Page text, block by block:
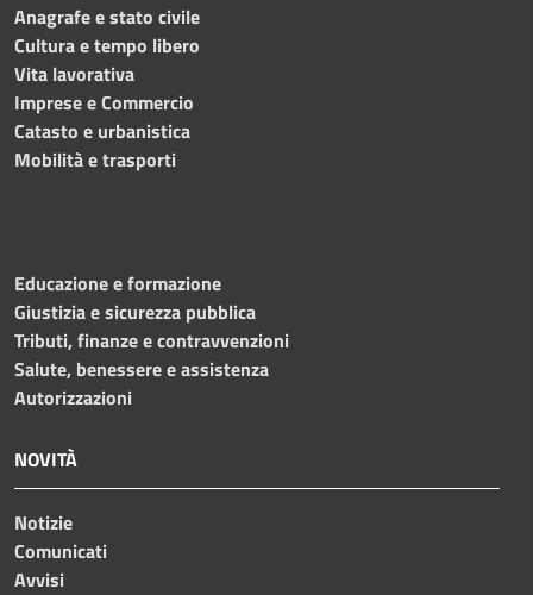
Anagrafe e stato civile
Cultura e tempo libero
Vita lavorativa
Imprese e Commercio
Catasto e urbanistica
Mobilità e trasporti
Educazione e formazione
Giustizia e sicurezza pubblica
Tributi, finanze e contravvenzioni
Salute, benessere e assistenza
Autorizzazioni
NOVITÀ
Notizie
Comunicati
Avvisi